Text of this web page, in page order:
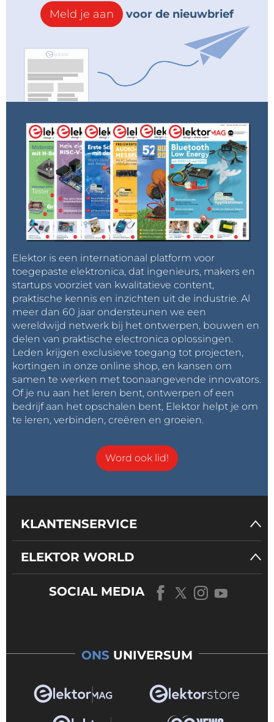
Meld je aan voor de nieuwbrief
Elektor is een internationaal platform voor
toegepaste elektronica, dat ingenieurs, makers en
startups voorziet van kwalitatieve content,
praktische kennis en inzichten uit de industrie. Al
meer dan 60 jaar ondersteunen we een
wereldwijd netwerk bij het ontwerpen, bouwen en
delen van praktische electronica oplossingen.
Leden krijgen exclusieve toegang tot projecten,
kortingen in onze online shop, en kansen om
samen te werken met toonaangevende innovators.
Of je nu aan het leren bent, ontwerpen of een
bedrijf aan het opschalen bent, Elektor helpt je om
te leren, verbinden, creëren en groeien.
Word ook lid!
KLANTENSERVICE
ELEKTOR WORLD
SOCIAL MEDIA
ONS UNIVERSUM